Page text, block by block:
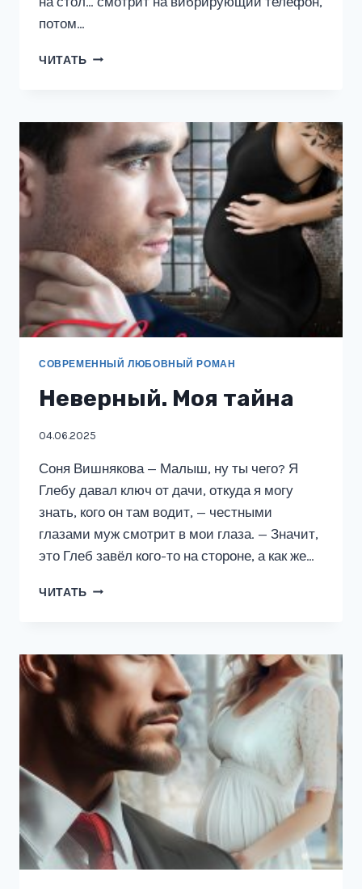
потом…
ЧИТАТЬ РАЗВОД.
БЕЗ
СОВРЕМЕННЫЙ ЛЮБОВНЫЙ РОМАН
Неверный. Моя тайна
04.06.2025
Соня Вишнякова — Малыш, ну ты чего? Я
Глебу давал ключ от дачи, откуда я могу
знать, кого он там водит, — честными
глазами муж смотрит в мои глаза. — Значит,
это Глеб завёл кого-то на стороне, а как же…
ЧИТАТЬ НЕВЕРНЫЙ.